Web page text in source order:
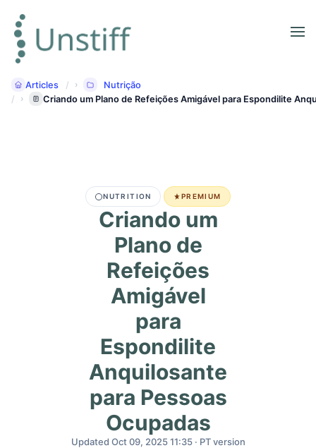
Articles
Nutrição
Criando um Plano de Refeições Amigável para Espondilite
NUTRITION PREMIUM
Criando um
Plano de
Refeições
Amigável
para
Espondilite
Anquilosante
para Pessoas
Ocupadas
Updated Oct 09, 2025 11:35 · PT version